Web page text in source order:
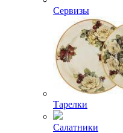
Сервизы
Тарелки
Салатники